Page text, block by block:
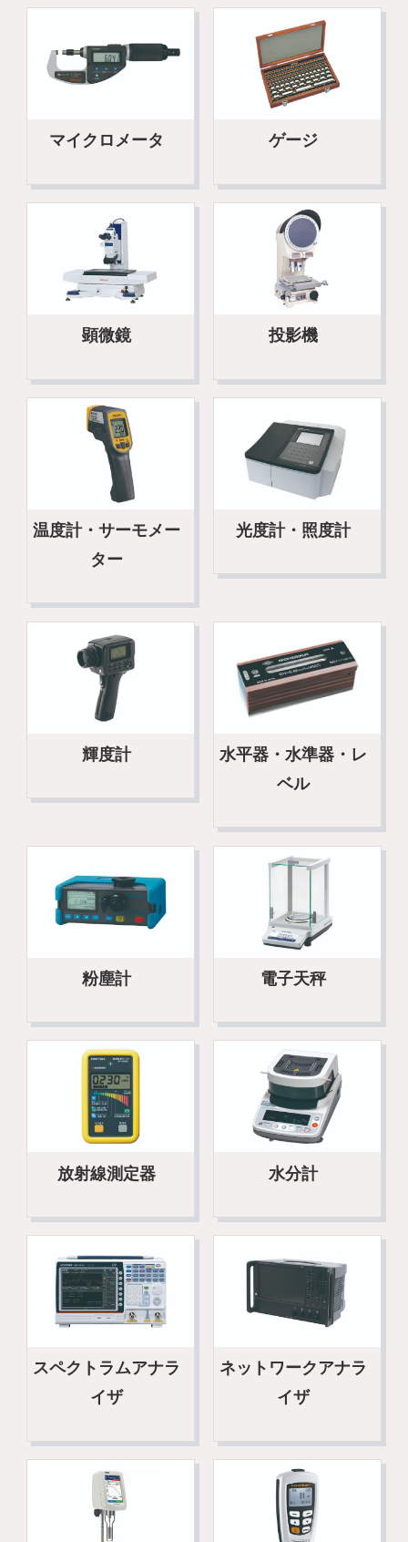
マイクロメータ ゲージ
顕微鏡 投影機
温度計・サーモメー
ター
光度計・照度計
輝度計
水平器・水準器・レ
ベル
粉塵計 電子天秤
放射線測定器 水分計
スペクトラムアナラ
イザ
ネットワークアナラ
イザ